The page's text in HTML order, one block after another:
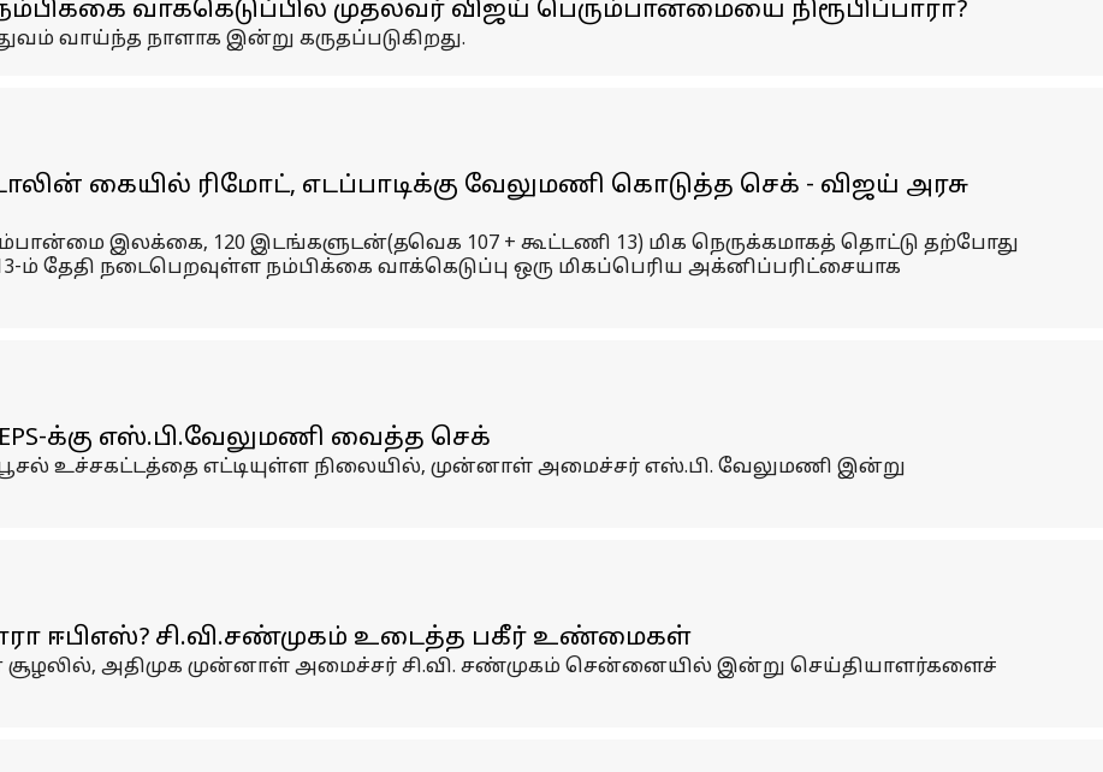
வாக்கெடுப்பில் முதல்வர் விஜய் பெரும்பான்மையை நிரூபிப்பாரா?
வாய்ந்த நாளாக இன்று கருதப்படுகிறது.
கையில் ரிமோட், எடப்பாடிக்கு வேலுமணி கொடுத்த செக் - விஜய் அரசு
இலக்கை, 120 இடங்களுடன்(தவெக 107 + கூட்டணி 13) மிக நெருக்கமாகத் தொட்டு தற்போது
ம் தேதி நடைபெறவுள்ள நம்பிக்கை வாக்கெடுப்பு ஒரு மிகப்பெரிய அக்னிப்பரிட்சையாக
க்கு எஸ்.பி.வேலுமணி வைத்த செக்
பூசல் உச்சகட்டத்தை எட்டியுள்ள நிலையில், முன்னாள் அமைச்சர் எஸ்.பி. வேலுமணி இன்று
ஈபிஎஸ்? சி.வி.சண்முகம் உடைத்த பகீர் உண்மைகள்
சூழலில், அதிமுக முன்னாள் அமைச்சர் சி.வி. சண்முகம் சென்னையில் இன்று செய்தியாளர்களைச்